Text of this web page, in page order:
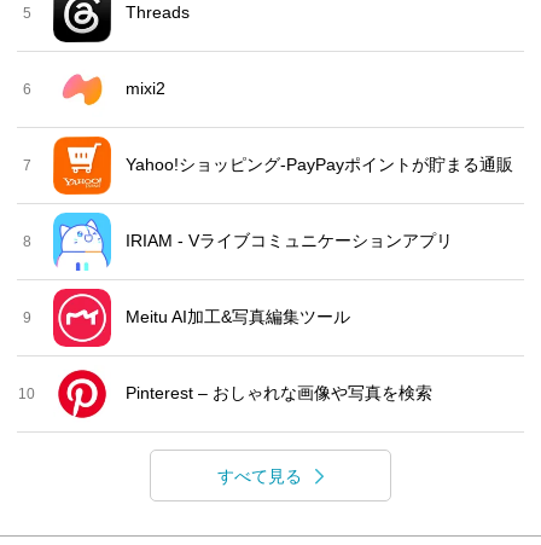
5 Threads
6 mixi2
7 Yahoo!ショッピング-PayPayポイントが貯まる通販
8 IRIAM - Vライブコミュニケーションアプリ
9 Meitu AI加工&写真編集ツール
10 Pinterest – おしゃれな画像や写真を検索
すべて見る